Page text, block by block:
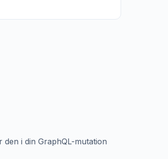
i din GraphQL-mutation